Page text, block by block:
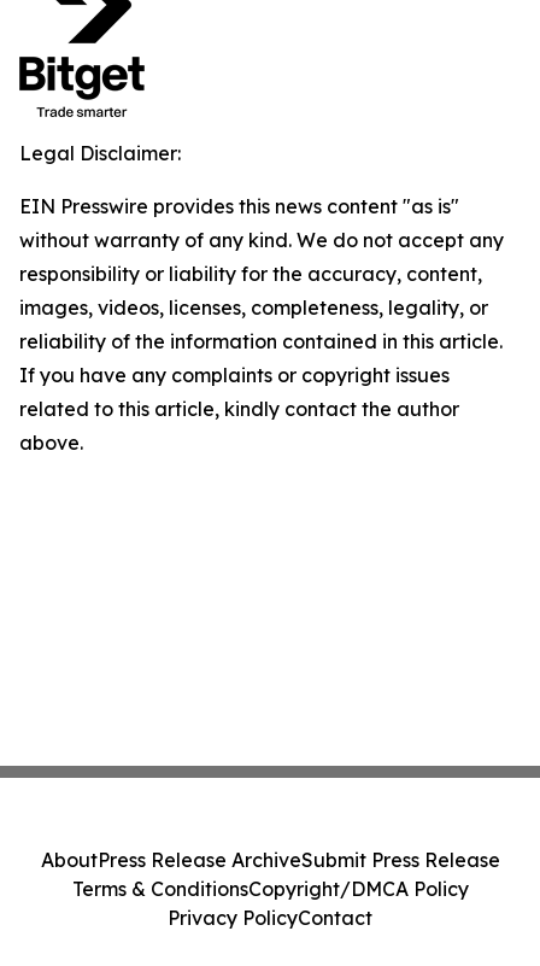
Legal Disclaimer:
EIN Presswire provides this news content "as is"
without warranty of any kind. We do not accept any
responsibility or liability for the accuracy, content,
images, videos, licenses, completeness, legality, or
reliability of the information contained in this article.
If you have any complaints or copyright issues
related to this article, kindly contact the author
above.
AboutPress Release ArchiveSubmit Press Release
Terms & ConditionsCopyright/DMCA Policy
Privacy PolicyContact